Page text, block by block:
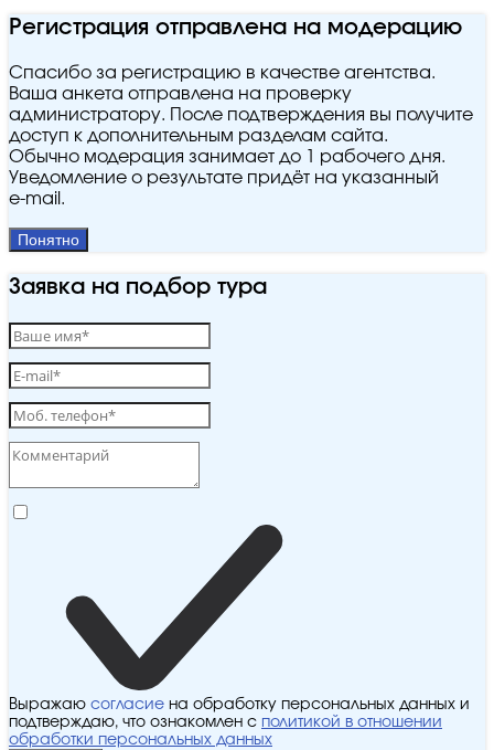
Регистрация отправлена на модерацию
Спасибо за регистрацию в качестве агентства.
Ваша анкета отправлена на проверку
администратору. После подтверждения вы получите
доступ к дополнительным разделам сайта.
Обычно модерация занимает до 1 рабочего дня.
Уведомление о результате придёт на указанный
e‑mail.
Понятно
Заявка на подбор тура
Выражаю согласие на обработку персональных данных и
подтверждаю, что ознакомлен с политикой в отношении
обработки персональных данных